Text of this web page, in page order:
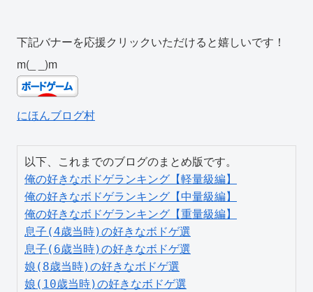
下記バナーを応援クリックいただけると嬉しいです！
m(_ _)m
にほんブログ村
俺の好きなボドゲランキング【軽量級編】
俺の好きなボドゲランキング【中量級編】
俺の好きなボドゲランキング【重量級編】
息子(4歳当時)の好きなボドゲ選
息子(6歳当時)の好きなボドゲ選
娘(8歳当時)の好きなボドゲ選
娘(10歳当時)の好きなボドゲ選